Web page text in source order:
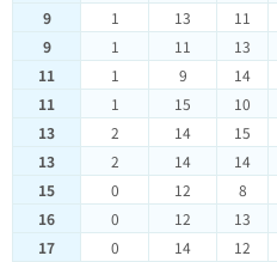
9
1 13 11
9
1 11 13
11
1 9 14
11
1 15 10
13
2 14 15
13
2 14 14
15
0 12 8
16
0 12 13
17
0 14 12